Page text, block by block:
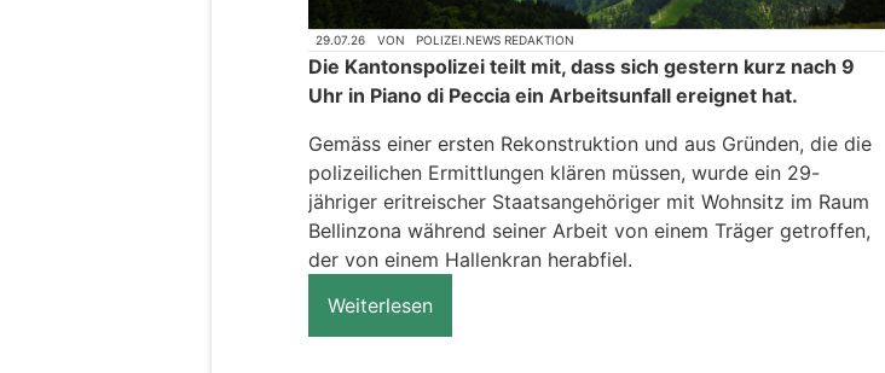
29.07.26 VON POLIZEI.NEWS REDAKTION
Die Kantonspolizei teilt mit, dass sich gestern kurz nach 9
Uhr in Piano di Peccia ein Arbeitsunfall ereignet hat.
Gemäss einer ersten Rekonstruktion und aus Gründen, die die
polizeilichen Ermittlungen klären müssen, wurde ein 29-
jähriger eritreischer Staatsangehöriger mit Wohnsitz im Raum
Bellinzona während seiner Arbeit von einem Träger getroffen,
der von einem Hallenkran herabfiel.
Weiterlesen